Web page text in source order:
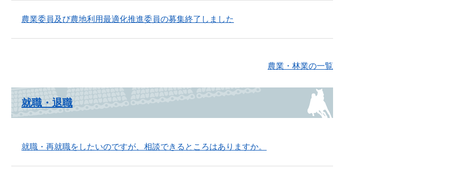
農業委員及び農地利用最適化推進委員の募集終了しました
農業・林業の一覧
就職・退職
就職・再就職をしたいのですが、相談できるところはありますか。